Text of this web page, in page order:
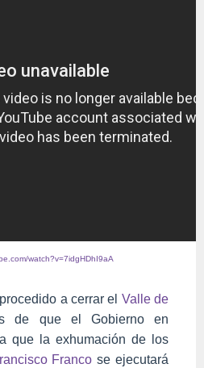
watch?v=7idgHDhI9aA
a cerrar el Valle de
de que el Gobierno en
que la exhumación de los
Franco se ejecutará